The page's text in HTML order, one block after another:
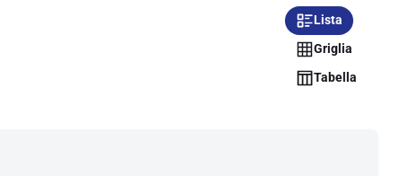
Lista
Griglia
Tabella